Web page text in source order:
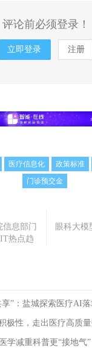
评论前必须登录！
立即登录 注册
医疗信息化 政策标准
门诊预交金
信息部门
热点趋
眼科大模
”：盐城探索医疗AI
极性，走出医疗高质
学减重科普更“接地气”